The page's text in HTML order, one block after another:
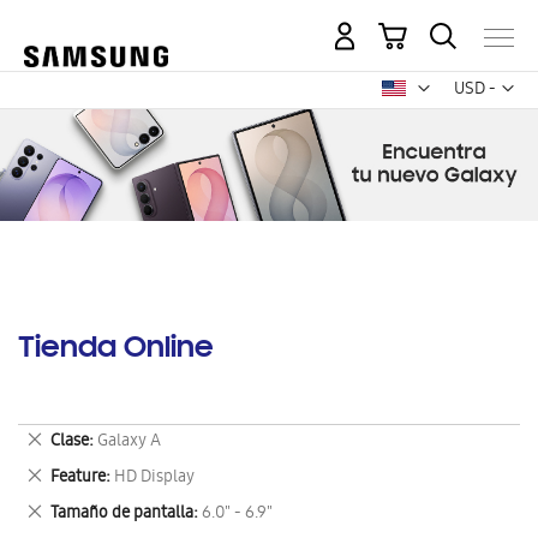
USD -
dólar
Mi carrito
Tienda Online
Clase Galaxy A
Eliminar
este
artículo
Feature HD Display
Eliminar
este
artículo
Tamaño de pantalla 6.0" - 6.9"
Eliminar